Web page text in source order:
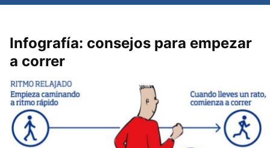
Infografía: consejos para empezar
a correr